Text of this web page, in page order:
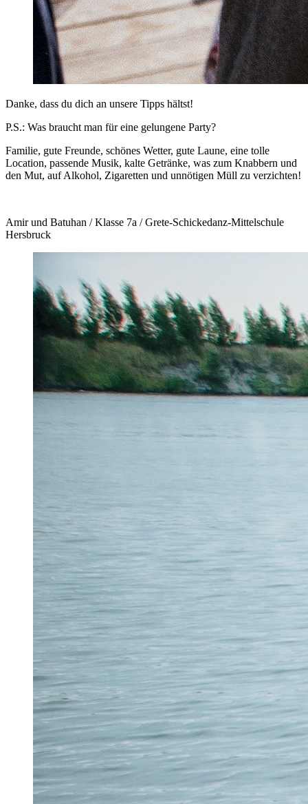
Danke, dass du dich an unsere Tipps hältst!
P.S.: Was braucht man für eine gelungene Party?
Familie, gute Freunde, schönes Wetter, gute Laune, eine tolle
Location, passende Musik, kalte Getränke, was zum Knabbern und
den Mut, auf Alkohol, Zigaretten und unnötigen Müll zu verzichten!
Amir und Batuhan / Klasse 7a / Grete-Schickedanz-Mittelschule
Hersbruck